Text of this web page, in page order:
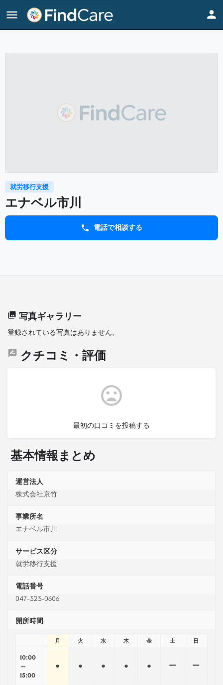
Home Listings エナベル市川
就労移行支援
エナベル市川
電話で相談する
写真ギャラリー
登録されている写真はありません。
クチコミ・評価
最初の口コミを投稿する
基本情報まとめ
運営法人
株式会社京竹
事業所名
エナベル市川
サービス区分
就労移行支援
電話番号
047-323-0606
開所時間
月 火 水 木 金 土 日
10:00
～
15:00
● ● ● ● ● ー ー